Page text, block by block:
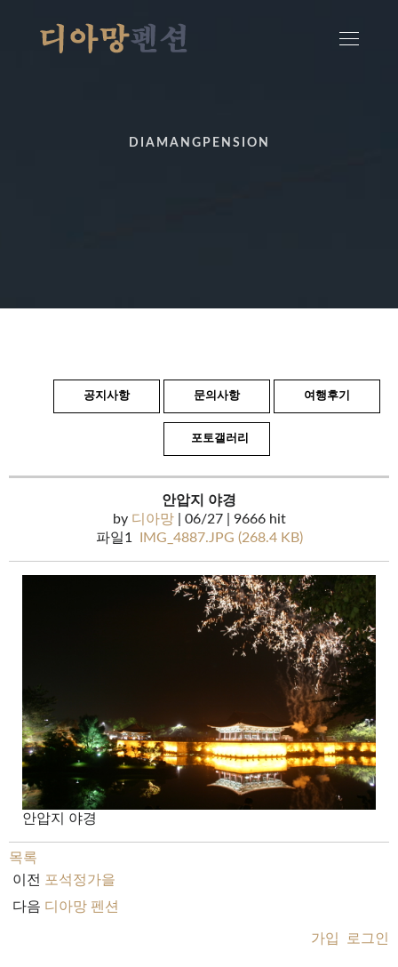
DIAMANGPENSION
공지사항 문의사항 여행후기
포토갤러리
안압지 야경
by 디아망| 06/27 | 9666 hit
파일1
IMG_4887.JPG (268.4 KB)
안압지 야경
목록
이전 포석정가을
다음 디아망 펜션
가입 로그인